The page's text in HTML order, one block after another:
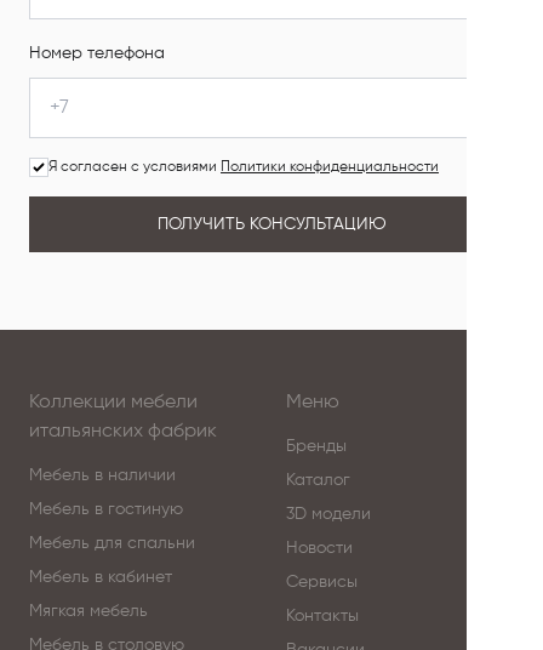
Номер телефона
Я согласен с условиями Политики конфиденциальности
ПОЛУЧИТЬ КОНСУЛЬТАЦИЮ
Коллекции мебели
итальянских фабрик
Мебель в наличии
Мебель в гостиную
Мебель для спальни
Мебель в кабинет
Мягкая мебель
Мебель в столовую
Меню
Бренды
Каталог
3D модели
Новости
Сервисы
Контакты